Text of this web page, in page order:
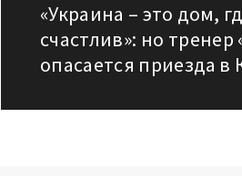
Next
post:
«Украина – это дом,
счастлив»: но тренер
опасается приезда в